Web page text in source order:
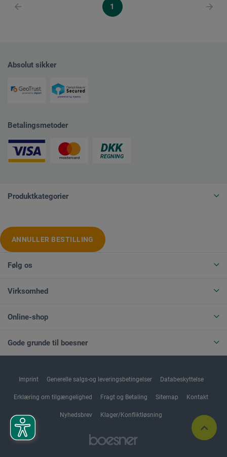
1
Absolut sikker
Betalingsmetoder
Produktkategorier
ANNULLER BESTILLING
Følg os
Virksomhed
Online-shop
Gode grunde til boesner
Imprint Generelle salgs-og leveringsbetingelser Databeskyttelse
Erklæring om tilgængelighed Fragt og Betaling Sitemap Kontakt
Nyhedsbrev Klager/Konfliktløsning